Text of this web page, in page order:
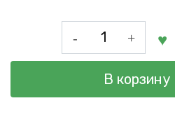
Количество
товара
Мотоблок
бензиновый
В корзину